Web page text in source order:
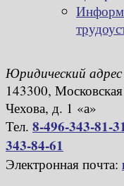
Юридический адрес
143300,
Чехова, д. 1 «а»
Тел. 8-496-343-81-
343-84-61
Электронная почта: